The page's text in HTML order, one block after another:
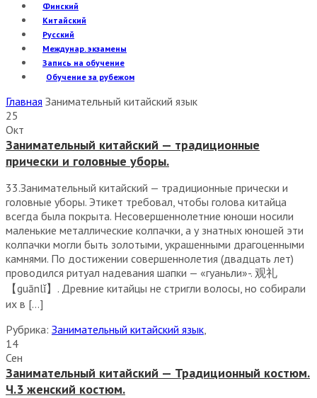
Финский
Китайский
Русский
Междунар. экзамены
Запись на обучение
Обучение за рубежом
Главная Занимательный китайский язык
25
Окт
Занимательный китайский — традиционные
прически и головные уборы.
33.Занимательный китайский — традиционные прически и
головные уборы. Этикет требовал, чтобы голова китайца
всегда была покрыта. Несовершеннолетние юноши носили
маленькие металлические колпачки, а у знатных юношей эти
колпачки могли быть золотыми, украшенными драгоценными
камнями. По достижении совершеннолетия (двадцать лет)
проводился ритуал надевания шапки — «гуаньли»-. 观礼
【guānlǐ】. Древние китайцы не стригли волосы, но собирали
их в […]
Рубрика: Занимательный китайский язык,
14
Сен
Занимательный китайский — Традиционный костюм.
Ч.3 женский костюм.